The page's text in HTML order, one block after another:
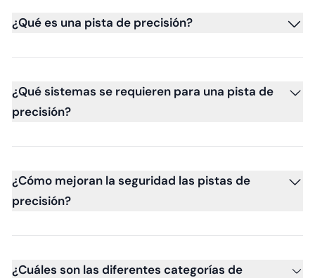
¿Qué es una pista de precisión?
¿Qué sistemas se requieren para una pista de
precisión?
¿Cómo mejoran la seguridad las pistas de
precisión?
¿Cuáles son las diferentes categorías de